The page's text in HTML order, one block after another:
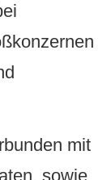
mit
sowie